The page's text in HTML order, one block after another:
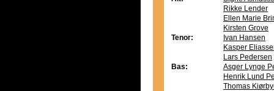
Rikke Lender
Ellen Marie
Kirsten Grove
Tenor:
Ivan Hansen
Kasper
Lars Pedersen
Bas:
Asger Lynge
Henrik Lund
Thomas